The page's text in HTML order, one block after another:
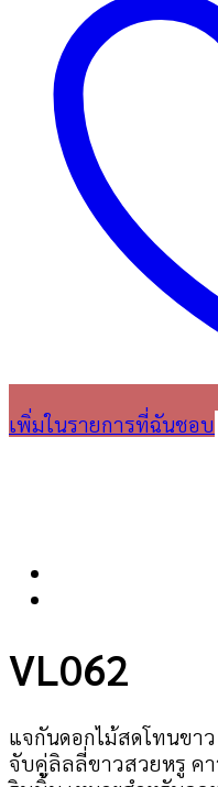
เพิ่มในรายการที่ฉันชอบ
VL062
แจกันดอกไม้สดโทนขา
จับคู่ลิลลี่ขาวสวยหรู คา